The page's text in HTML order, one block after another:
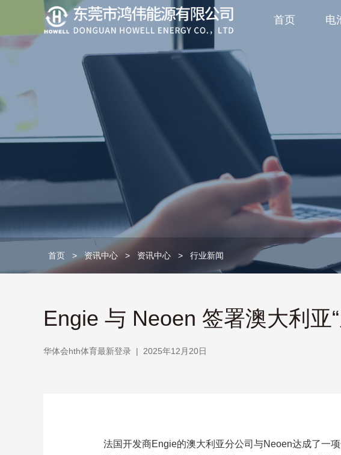
首页 电
首页 > 资讯中心 > 资讯中心 > 行业新闻
Engie 与 Neoen 签署澳大利亚
华体会hth体育最新登录 | 2025年12月20日
法国开发商Engie的澳大利亚分公司与Neoen达成了一